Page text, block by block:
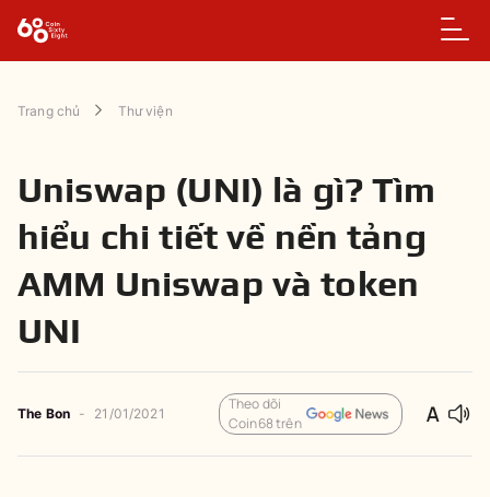
Trang chủ Thư viện
Uniswap (UNI) là gì? Tìm
hiểu chi tiết về nền tảng
AMM Uniswap và token
UNI
The Bon - 21/01/2021
Theo dõi
Coin68 trên